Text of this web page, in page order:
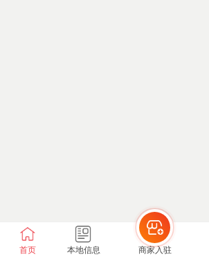
首页 本地信息 商家入驻